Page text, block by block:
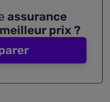
assurance
prix ?